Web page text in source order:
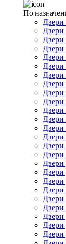
По
Двери
Двери
Двери
Двери
Двери
Двери
Двери
Двери
Двери
Двери
Двери
Двери
Двери
Двери
Двери
Двери
Двери
Двери
Двери
Двери
Двери
Двери
Двери
Двери
Двери